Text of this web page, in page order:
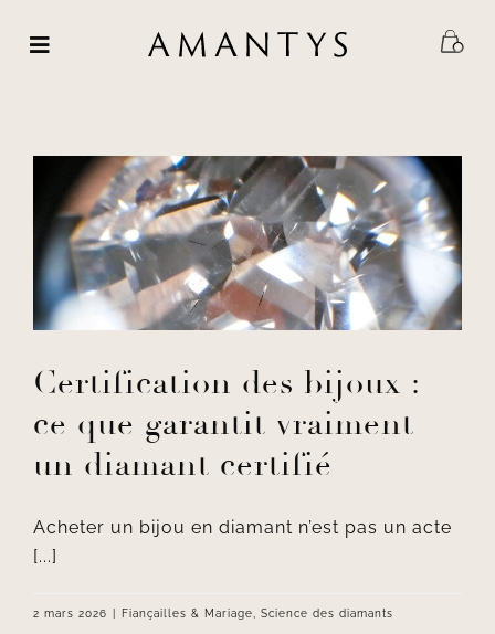
Certification des bijoux :
ce que garantit vraiment
un diamant certifié
Acheter un bijou en diamant n’est pas un acte
[...]
2 mars 2026 Fiançailles & Mariage Science des diamants